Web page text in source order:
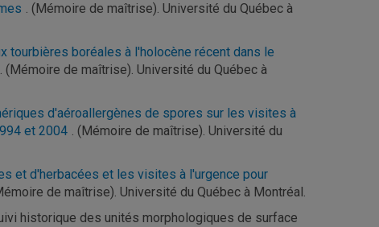
. (Mémoire de maîtrise). Université du Québec à
tourbières boréales à l'holocène récent dans le
. (Mémoire de maîtrise). Université du Québec à
d'aéroallergènes de spores sur les visites à
et 2004 . (Mémoire de maîtrise). Université du
et d'herbacées et les visites à l'urgence pour
de maîtrise). Université du Québec à Montréal.
historique des unités morphologiques de surface